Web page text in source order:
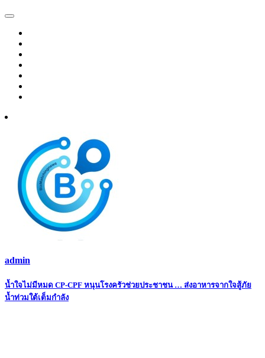
admin
Post
navigation
น้ำใจไม่มีหมด CP-CPF หนุนโรงครัวช่วยประชาชน … ส่งอาหารจากใจสู้ภัย
น้ำท่วมใต้เต็มกำลัง